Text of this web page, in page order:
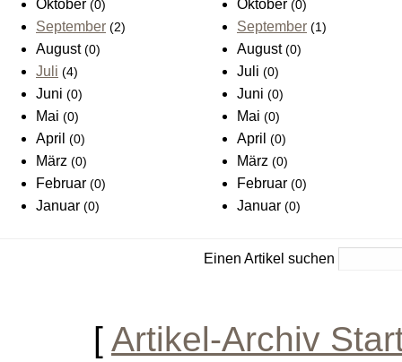
Oktober (0)
September (2)
August (0)
Juli (4)
Juni (0)
Mai (0)
April (0)
März (0)
Februar (0)
Januar (0)
Oktober(0)
September (1)
August(0)
Juli(0)
Juni(0)
Mai(0)
April(0)
März(0)
Februar(0)
Januar(0)
Einen Artikel suchen
[ Artikel-Archiv